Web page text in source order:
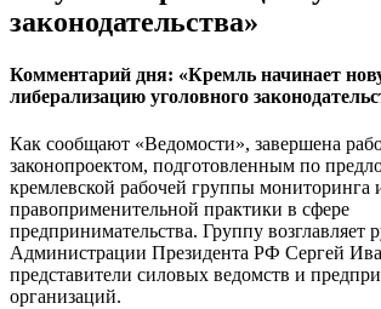
законодательства»
Комментарий дня: «Кремль начинает
либерализацию уголовного
Как сообщают «Ведомости», завершена
законопроектом, подготовленным по
кремлевской рабочей группы мониторинга
правоприменительной практики в сфере
предпринимательства. Группу возглавляет
Администрации Президента РФ Сергей
представители силовых ведомств и
организаций.